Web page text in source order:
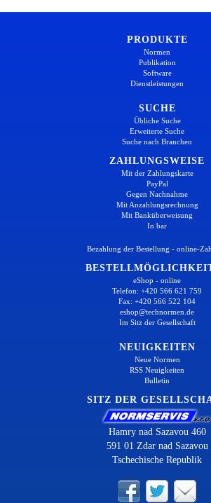
PRODUKTE
Normen
Publikation
Software
Dienstleistungen
SUCHE
Übliche Suche
Erweiterte Suche
Suche nach Branchen
ZAHLUNGSWEISE
Mit der Zahlungskarte
PayPal
Gegen Nachnahme
Mit Anzahlungsrechnung
Mit Banküberweisung
In bar
Bezahlung der Bestellung - online-
eShop - online
Telefon: +420 566 621 759
Fax: +420 566 522 104
eshop@technormen.de
Im Sitz der Gesellschaft
NEUIGKEITEN
Neue Normen
RSS Neuigkeiten
Bulletin
SITZ DER
Hamry nad Sazavou 460
591 01 Zdar nad Sazavou
Tschechische Republik